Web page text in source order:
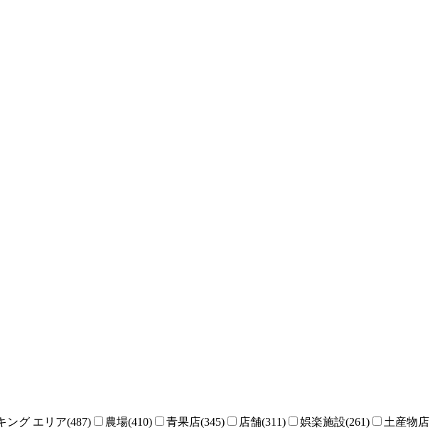
ング エリア(487) 農場(410) 青果店(345) 店舗(311) 娯楽施設(261)
土産物店